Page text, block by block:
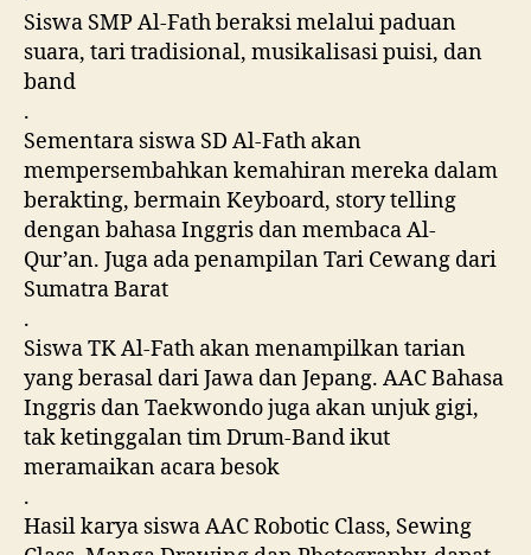
Siswa SMP Al-Fath beraksi melalui paduan
suara, tari tradisional, musikalisasi puisi, dan
band
.
Sementara siswa SD Al-Fath akan
mempersembahkan kemahiran mereka dalam
berakting, bermain Keyboard, story telling
dengan bahasa Inggris dan membaca Al-
Qur’an. Juga ada penampilan Tari Cewang dari
Sumatra Barat
.
Siswa TK Al-Fath akan menampilkan tarian
yang berasal dari Jawa dan Jepang. AAC Bahasa
Inggris dan Taekwondo juga akan unjuk gigi,
tak ketinggalan tim Drum-Band ikut
meramaikan acara besok
.
Hasil karya siswa AAC Robotic Class, Sewing